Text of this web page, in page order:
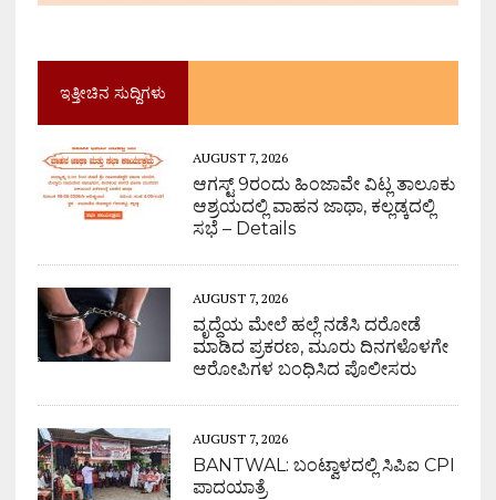
ಇತ್ತೀಚಿನ ಸುದ್ದಿಗಳು
AUGUST 7, 2026
ಆಗಸ್ಟ್ 9ರಂದು ಹಿಂಜಾವೇ ವಿಟ್ಲ ತಾಲೂಕು
ಆಶ್ರಯದಲ್ಲಿ ವಾಹನ ಜಾಥಾ, ಕಲ್ಲಡ್ಕದಲ್ಲಿ
ಸಭೆ – Details
AUGUST 7, 2026
ವೃದ್ಧೆಯ ಮೇಲೆ ಹಲ್ಲೆ ನಡೆಸಿ ದರೋಡೆ
ಮಾಡಿದ ಪ್ರಕರಣ, ಮೂರು ದಿನಗಳೊಳಗೇ
ಆರೋಪಿಗಳ ಬಂಧಿಸಿದ ಪೊಲೀಸರು
AUGUST 7, 2026
BANTWAL: ಬಂಟ್ವಾಳದಲ್ಲಿ ಸಿಪಿಐ CPI
ಪಾದಯಾತ್ರೆ